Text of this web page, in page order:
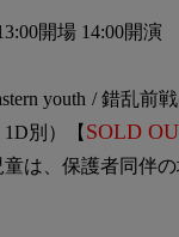
開場 14:00開演
youth / 錯乱前戦
別）【 SOLD
は、保護者同伴